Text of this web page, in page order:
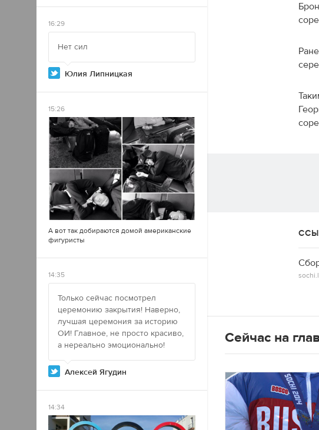
16:29
Нет сил
Юлия Липницкая
15:26
А вот так добираются домой американские
фигуристы
14:35
Только сейчас посмотрел
церемонию закрытия! Наверно,
лучшая церемония за историю
ОИ! Главное, не просто красиво,
а нереально эмоционально!
Алексей Ягудин
14:34
Сейчас на